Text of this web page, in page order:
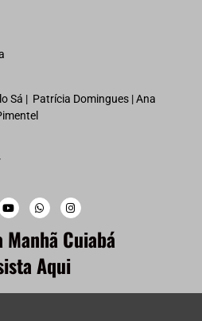
Sá | Patrícia Domingues | Ana
Cuiabá
Aqui